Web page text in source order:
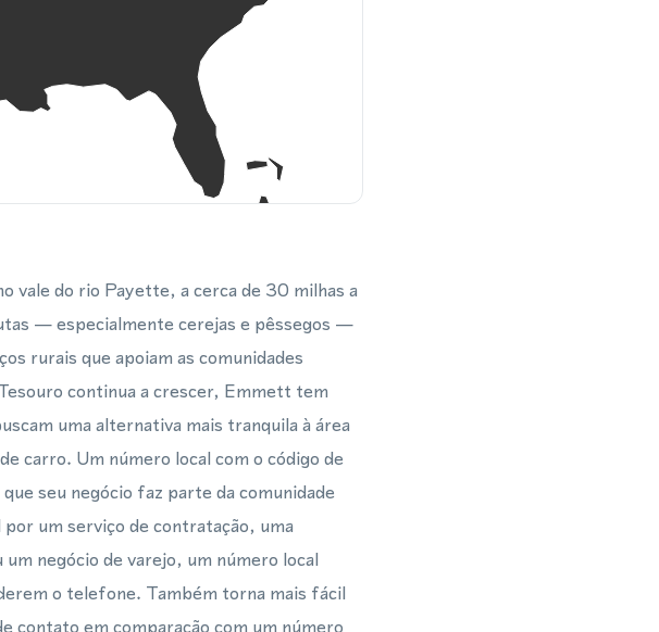
vale do rio Payette, a cerca de 30 milhas a
— especialmente cerejas e pêssegos —
rurais que apoiam as comunidades
continua a crescer, Emmett tem
uma alternativa mais tranquila à área
carro. Um número local com o código de
seu negócio faz parte da comunidade
um serviço de contratação, uma
negócio de varejo, um número local
o telefone. Também torna mais fácil
contato em comparação com um número